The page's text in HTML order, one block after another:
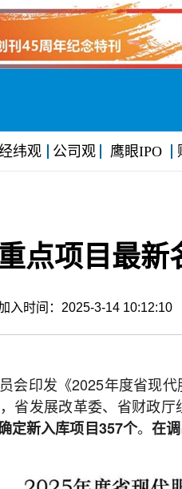
纬观 公司观 鹰眼IPO
点项目最
入时间：2025-3-14
会印发《2025年度省现
省发展改革委、省财政
定新入库项目357个。 在